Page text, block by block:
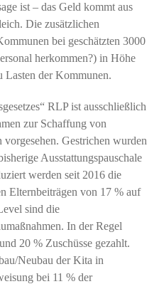
ist – das Geld kommt aus
Die zusätzlichen
bei geschätzten 3000
herkommen?) in Höhe
Lasten der Kommunen.
RLP ist ausschließlich
zur Schaffung von
Gestrichen wurden
Ausstattungspauschale
werden seit 2016 die
Elternbeiträgen von 17 % auf
sind die
In der Regel
20 % Zuschüsse gezahlt.
Neubau der Kita in
bei 11 % der